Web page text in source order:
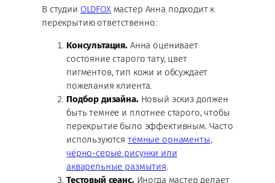
В студии OLDFOXмастер Анна подходит к
перекрытию ответственно:
Консультация. Анна оценивает
состояние старого тату, цвет
пигментов, тип кожи и обсуждает
пожелания клиента.
Подбор дизайна.Новый эскиз должен
быть темнее и плотнее старого, чтобы
перекрытие было эффективным. Часто
используютсятёмные орнаменты,
чёрно-серые рисунки или
акварельные размытия.
Тестовый сеанс.Иногда мастер делает